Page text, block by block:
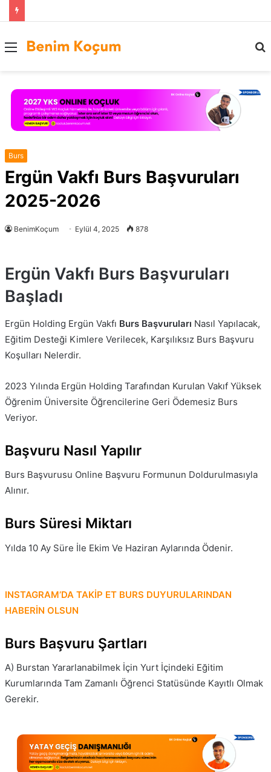
Menü
Burs
Ergün Vakfı Burs Başvuruları
2025-2026
BenimKoçum Eylül 4, 2025 878
Ergün Vakfı Burs Başvuruları
Başladı
Ergün Holding Ergün Vakfı Burs Başvuruları Nasıl Yapılacak,
Eğitim Desteği Kimlere Verilecek, Karşılıksız Burs Başvuru
Koşulları Nelerdir.
2023 Yılında Ergün Holding Tarafından Kurulan Vakıf Yüksek
Öğrenim Üniversite Öğrencilerine Geri Ödemesiz Burs
Veriyor.
Başvuru Nasıl Yapılır
Burs Başvurusu Online Başvuru Formunun Doldurulmasıyla
Alınır.
Burs Süresi Miktarı
Yılda 10 Ay Süre İle Ekim Ve Haziran Aylarında Ödenir.
INSTAGRAM’DA TAKİP ET BURS DUYURULARINDAN
HABERİN OLSUN
Burs Başvuru Şartları
A) Burstan Yararlanabilmek İçin Yurt İçindeki Eğitim
Kurumlarında Tam Zamanlı Öğrenci Statüsünde Kayıtlı Olmak
Gerekir.